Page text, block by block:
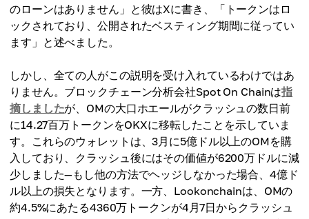
のローンはありません」と彼はXに書き、「トークンはロ
ックされており、公開されたベスティング期間に従ってい
ます」と述べました。
しかし、全ての人がこの説明を受け入れているわけではあ
りません。ブロックチェーン分析会社Spot On Chainは指
摘しましたが、OMの大口ホエールがクラッシュの数日前
に14.27百万トークンをOKXに移転したことを示していま
す。これらのウォレットは、3月に5億ドル以上のOMを購
入しており、クラッシュ後にはその価値が6200万ドルに減
少しました—もし他の方法でヘッジしなかった場合、4億ド
ル以上の損失となります。一方、Lookonchainは、OMの
約4.5%にあたる4360万トークンが4月7日からクラッシュ